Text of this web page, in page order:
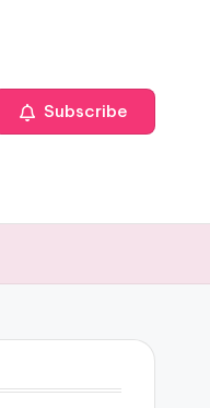
Subscribe